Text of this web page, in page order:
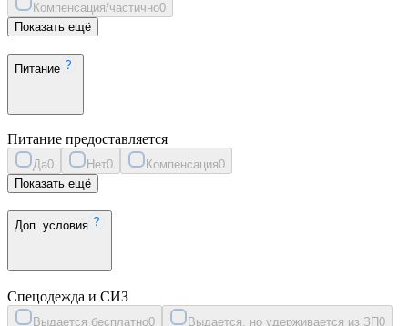
Компенсация/частично0
Показать ещё
Питание
Питание предоставляется
Да0 Нет0 Компенсация0
Показать ещё
Доп. условия
Спецодежда и СИЗ
Выдается бесплатно0 Выдается, но удерживается из ЗП0